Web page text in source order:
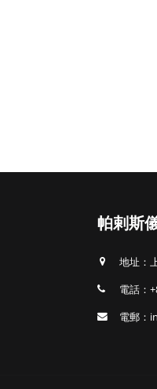
帕剌斯
地址：
電話：
電郵：